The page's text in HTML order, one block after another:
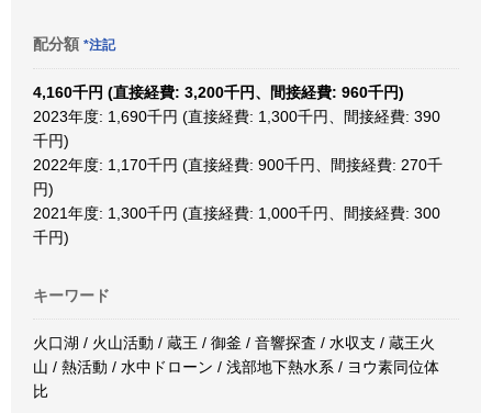
配分額 *注記
4,160千円 (直接経費: 3,200千円、間接経費: 960千円)
2023年度: 1,690千円 (直接経費: 1,300千円、間接経費: 390
千円)
2022年度: 1,170千円 (直接経費: 900千円、間接経費: 270千
円)
2021年度: 1,300千円 (直接経費: 1,000千円、間接経費: 300
千円)
キーワード
火口湖 / 火山活動 / 蔵王 / 御釜 / 音響探査 / 水収支 / 蔵王火
山 / 熱活動 / 水中ドローン / 浅部地下熱水系 / ヨウ素同位体
比